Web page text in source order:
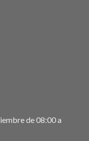
de 08:00 a